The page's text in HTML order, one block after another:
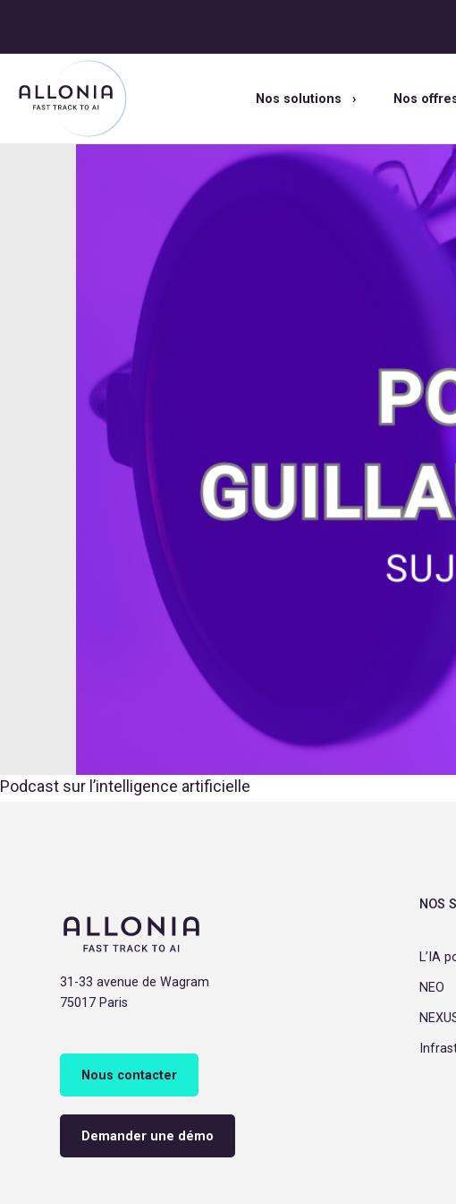
Nos solutions Nos
Podcast sur l’intelligence artificielle
31-33 avenue de Wagram
75017 Paris
Nous contacter
Demander une démo
NOS
L’IA
NEO